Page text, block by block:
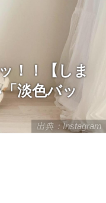
出典：Instagram
！！【しま
淡色バッ